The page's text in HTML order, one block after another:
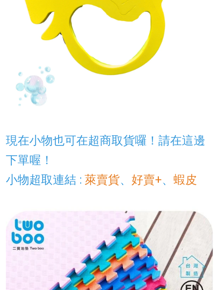
現在小物也可在超商取貨囉！ 請在這邊
下單喔！
小物超取連結 : 萊賣貨、 好賣+、 蝦皮